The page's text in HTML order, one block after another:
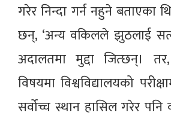
गरेर निन्दा गर्न नहुने बताएका
छन्, ‘अन्य वकिलले झुठलाई
अदालतमा मुद्दा जित्छन्।
विषयमा विश्वविद्यालयको
सर्वोच्च स्थान हासिल गरेर